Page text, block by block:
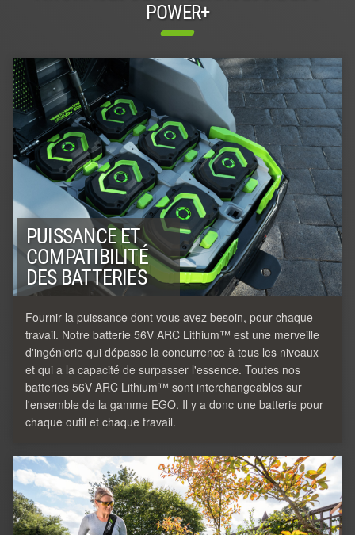
POWER+
PUISSANCE ET
COMPATIBILITÉ
DES BATTERIES
Fournir la puissance dont vous avez besoin, pour chaque
travail. Notre batterie 56V ARC Lithium™ est une merveille
d'ingénierie qui dépasse la concurrence à tous les niveaux
et qui a la capacité de surpasser l'essence. Toutes nos
batteries 56V ARC Lithium™ sont interchangeables sur
l'ensemble de la gamme EGO. Il y a donc une batterie pour
chaque outil et chaque travail.